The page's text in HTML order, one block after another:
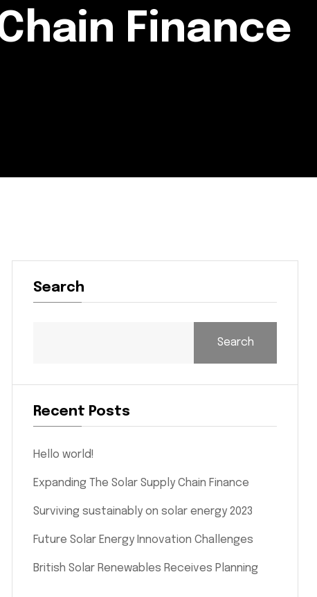
Finance
Search
Search
Recent Posts
Hello world!
Expanding The Solar Supply Chain Finance
Surviving sustainably on solar energy 2023
Future Solar Energy Innovation Challenges
British Solar Renewables Receives Planning